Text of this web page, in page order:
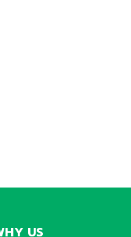
US